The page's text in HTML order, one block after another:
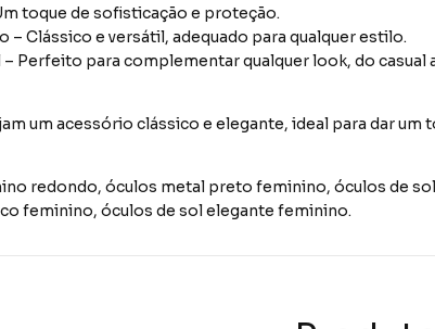
toque de sofisticação e proteção.
– Clássico e versátil, adequado para qualquer estilo.
Perfeito para complementar qualquer look, do casual
um acessório clássico e elegante, ideal para dar um
redondo, óculos metal preto feminino, óculos de
feminino, óculos de sol elegante feminino.